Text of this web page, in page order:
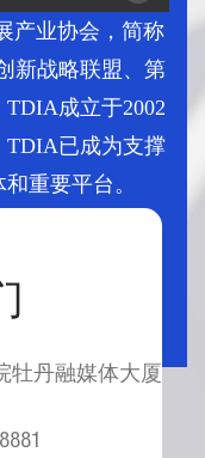
产业协会，简称
新战略联盟、第
成立于2002
TDIA已成为支撑
重要平台。
牡丹融媒体大厦